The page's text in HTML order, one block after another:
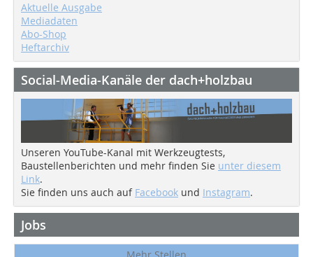
Aktuelle Ausgabe
Mediadaten
Abo-Shop
Heftarchiv
Social-Media-Kanäle der dach+holzbau
Unseren YouTube-Kanal mit Werkzeugtests,
Baustellenberichten und mehr finden Sie unter diesem
Link.
Sie finden uns auch auf Facebook und Instagram.
Jobs